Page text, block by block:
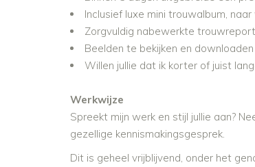
Inclusief luxe mini trouwalbum,
Zorgvuldig nabewerkte
Beelden te bekijken en
Willen jullie dat ik korter of juist
Werkwijze
Spreekt mijn werk en stijl jullie aan?
gezellige kennismakingsgesprek.
Dit is geheel vrijblijvend, onder het